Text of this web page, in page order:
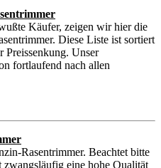
Käufer, zeigen wir hier die
Diese Liste ist sortiert
Preissenkung. Unser
fortlaufend nach allen
Rasentrimmer. Beachtet bitte
zwangsläufig eine hohe Qualität